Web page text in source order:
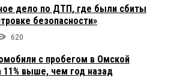
дело по ДТП, где были сбиты
безопасности»
620
с пробегом в Омской
11% выше, чем год назад